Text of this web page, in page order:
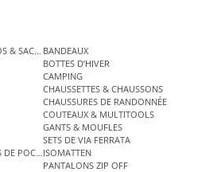
& SACS ÉTANCHES
BANDEAUX
BOTTES D’HIVER
CAMPING
CHAUSSETTES & CHAUSSONS
CHAUSSURES DE RANDONNÉE
COUTEAUX & MULTITOOLS
GANTS & MOUFLES
SETS DE VIA FERRATA
DE POCHEISOMATTEN
PANTALONS ZIP OFF